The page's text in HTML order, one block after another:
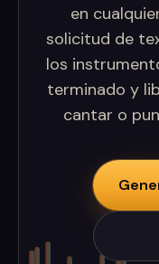
en
solicitud de
los
terminado y
cantar o